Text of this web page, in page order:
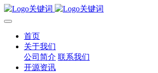
首页
关于我们
公司简介 联系我们
开源资讯